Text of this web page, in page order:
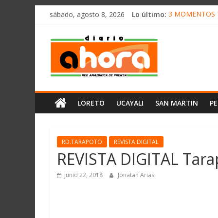
олимп казино
Saltarsábado, agosto 8, 2026 Lo último: 3 MOMENTOS
Diario
Ahora
Cadena
Amazónica
de
Noticias
del
Perú,
Mundo
LORETO UCAYALI SAN MARTIN
RD.TARAPOTO REVISTA DIGITAL
REVISTA DIGITAL
junio 22, 2018 Jonatan Arias